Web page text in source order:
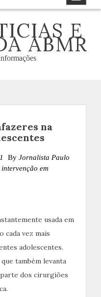
E
ABMR
na
By Jornalista Paulo
intervenção em
usada em
cada vez mais
adolescentes.
também levanta
dos cirurgiões